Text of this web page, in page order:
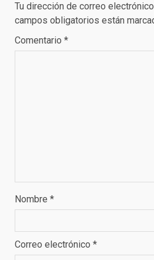
Tu dirección de correo
campos obligatorios están
Comentario *
Nombre *
Correo electrónico *